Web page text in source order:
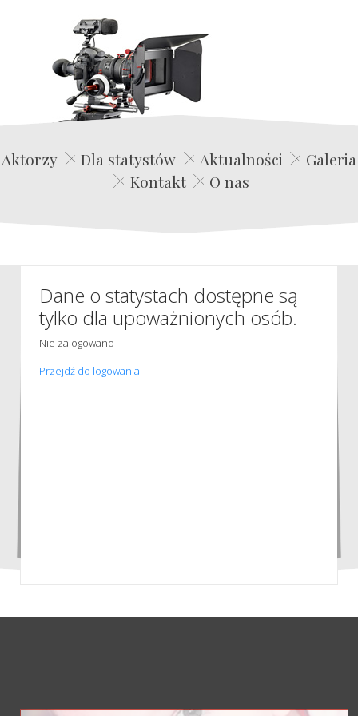
Edwin Film Agencja Aktorska
Aktorzy Dla statystów Aktualności
Galeria
Kontakt
O nas
Dane o statystach dostępne są
tylko dla upoważnionych osób.
Nie zalogowano
Przejdź do logowania